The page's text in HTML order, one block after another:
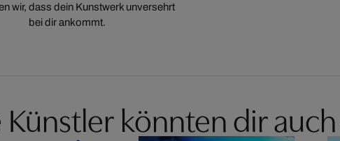
wir, dass dein Kunstwerk unversehrt
bei dir ankommt.
Künstler könnten dir